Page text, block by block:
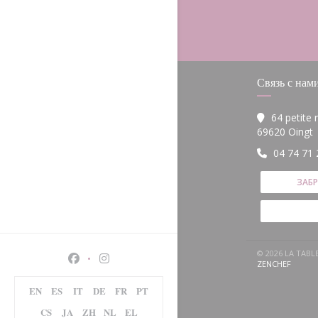
Facebook ((открывается в новом окне))
Instagram ((открывается в новом
EN ES IT DE FR
PT
CS
JA ZH NL EL
Связь с
64 petite
69620 Oingt
04 74 71
© 2026 LA
ZENCHEF